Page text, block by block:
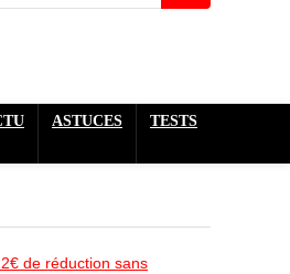
ASTUCES TESTS
de réduction sans